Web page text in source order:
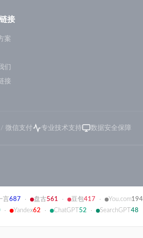
接
案
们
接
微信支付 专业技术支持 数据安全保障
言687 · 盘古561 · 豆包417 · You.com194
· Yandex62 · ChatGPT 52 · SearchGPT 48